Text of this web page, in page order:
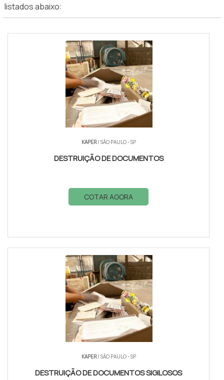
listados abaixo:
KAPER/ SÃO PAULO - SP
DESTRUIÇÃO DE DOCUMENTOS
COTAR AGORA
KAPER/ SÃO PAULO - SP
DESTRUIÇÃO DE DOCUMENTOS SIGILOSOS